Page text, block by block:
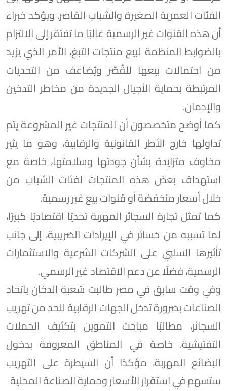
الفئات العمرية الصغيرة والشباب القاصر. ويؤكد خبراء
أن هذه القنوات غير الرسمية غالبًا ما تفتقر إلى الالتزام
بالضوابط المنظمة لبيع منتجات التبغ، الأمر الذي يزيد
من احتمالات بيعها للقُصّر ويُضاعف من التحديات
المرتبطة بحماية الأجيال الجديدة من مخاطر التدخين
والإدمان.
كما أوضح متخصصون أن المنتجات غير المشروعة يتم
تداولها خارج الأطر القانونية والرقابية، وهو ما يثير
مخاوف متزايدة بشأن جودتها وسلامتها، خاصة مع
استهداف بعض هذه المنتجات لفئات الشباب من
خلال أسعار منخفضة أو قنوات بيع غير رسمية.
كما تمثل تجارة السجائر المهربة تحديًا اقتصاديًا كبيرًا،
لما تسببه من خسائر في الإيرادات الضريبية، إلى جانب
تأثيرها السلبي على الشركات الشرعية والاستثمارات
الرسمية، فضلًا عن دعم الاقتصاد غير الرسمي.
وفي وقت سابق في مصر طالبت شعبة الدخان باتحاد
الصناعات بضرورة تدخل الجهات الرقابية للحد من تهريب
السجائر، مطالبًا مباحث التموين بتكثيف الحملات
التفتيشية، خاصة في المناطق المعروفة بدخول
البضائع المهربة، مؤكدًا أن السيطرة على التهريب
ستسهم في استقرار الأسعار وحماية الصناعة المحلية